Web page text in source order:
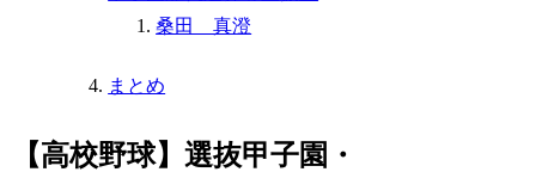
桑田 真澄
まとめ
【高校野球】選抜甲子園・